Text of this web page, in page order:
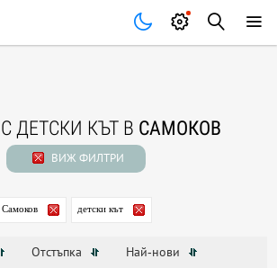
ДЕТСКИ КЪТ В САМОКОВ
ВИЖ ФИЛТРИ
Самоков детски кът
Отстъпка Най-нови